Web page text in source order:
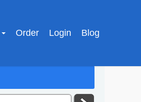
Order Login Blog